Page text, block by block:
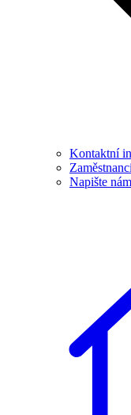
Kontaktní
Napište nám